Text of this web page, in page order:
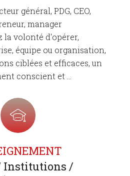
général, PDG, CEO,
manager
la volonté d'opérer,
équipe ou organisation,
ciblées et efficaces, un
conscient et ...
Institutions /